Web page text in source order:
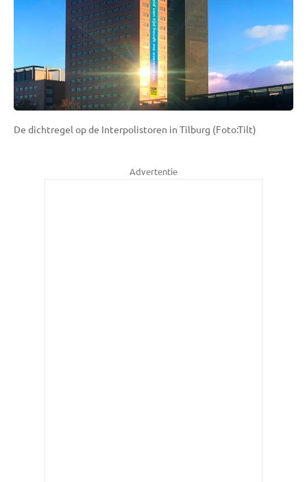
De dichtregel op de Interpolistoren in Tilburg (Foto:Tilt)
Advertentie